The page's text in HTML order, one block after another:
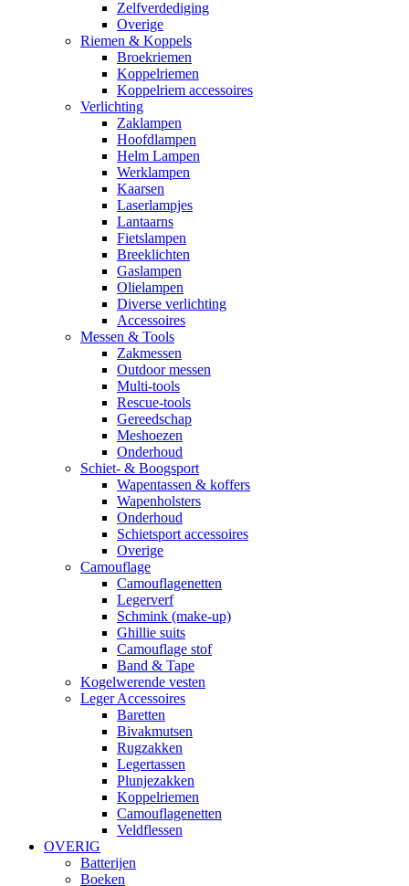
Zelfverdediging
Overige
Riemen & Koppels
Broekriemen
Koppelriemen
Koppelriem accessoires
Verlichting
Zaklampen
Hoofdlampen
Helm Lampen
Werklampen
Kaarsen
Laserlampjes
Lantaarns
Fietslampen
Breeklichten
Gaslampen
Olielampen
Diverse verlichting
Accessoires
Messen & Tools
Zakmessen
Outdoor messen
Multi-tools
Rescue-tools
Gereedschap
Meshoezen
Onderhoud
Schiet- & Boogsport
Wapentassen & koffers
Wapenholsters
Onderhoud
Schietsport accessoires
Overige
Camouflage
Camouflagenetten
Legerverf
Schmink (make-up)
Ghillie suits
Camouflage stof
Band & Tape
Kogelwerende vesten
Leger Accessoires
Baretten
Bivakmutsen
Rugzakken
Legertassen
Plunjezakken
Koppelriemen
Camouflagenetten
Veldflessen
OVERIG
Batterijen
Boeken